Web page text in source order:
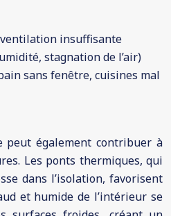
ventilation insuffisante
stagnation de l’air)
sans fenêtre, cuisines mal
peut également contribuer à
Les ponts thermiques, qui
dans l’isolation, favorisent
et humide de l’intérieur se